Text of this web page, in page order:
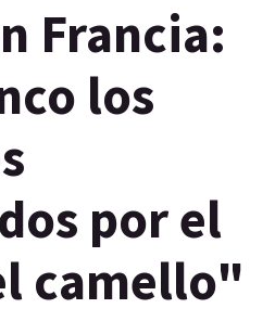
Francia:
los
por el
camello"